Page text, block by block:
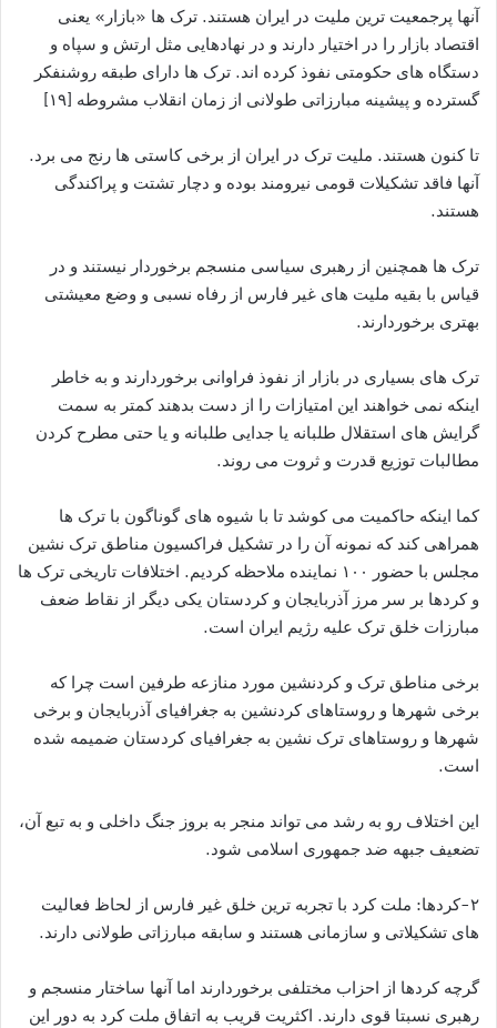
آنها پرجمعیت ترین ملیت در ایران هستند. ترک ها «بازار» یعنی
اقتصاد بازار را در اختیار دارند و در نهادهایی مثل ارتش و سپاه و
دستگاه های حکومتی نفوذ کرده اند. ترک ها دارای طبقه روشنفکر
گسترده و پیشینه مبارزاتی طولانی از زمان انقلاب مشروطه [۱۹]
تا کنون هستند. ملیت ترک در ایران از برخی کاستی ها رنج می برد.
آنها فاقد تشکیلات قومی نیرومند بوده و دچار تشتت و پراکندگی
هستند.
ترک ها همچنین از رهبری سیاسی منسجم برخوردار نیستند و در
قیاس با بقیه ملیت های غیر فارس از رفاه نسبی و وضع معیشتی
بهتری برخوردارند.
ترک های بسیاری در بازار از نفوذ فراوانی برخوردارند و به خاطر
اینکه نمی خواهند این امتیازات را از دست بدهند کمتر به سمت
گرایش های استقلال طلبانه یا جدایی طلبانه و یا حتی مطرح کردن
مطالبات توزیع قدرت و ثروت می روند.
کما اینکه حاکمیت می کوشد تا با شیوه های گوناگون با ترک ها
همراهی کند که نمونه آن را در تشکیل فراکسیون مناطق ترک نشین
مجلس با حضور ۱۰۰ نماینده ملاحظه کردیم. اختلافات تاریخی ترک ها
و کردها بر سر مرز آذربایجان و کردستان یکی دیگر از نقاط ضعف
مبارزات خلق ترک علیه رژیم ایران است.
برخی مناطق ترک و کردنشین مورد منازعه طرفین است چرا که
برخی شهرها و روستاهای کردنشین به جغرافیای آذربایجان و برخی
شهرها و روستاهای ترک نشین به جغرافیای کردستان ضمیمه شده
است.
این اختلاف رو به رشد می تواند منجر به بروز جنگ داخلی و به تبع آن،
تضعیف جبهه ضد جمهوری اسلامی شود.
۲-کردها: ملت کرد با تجربه ترین خلق غیر فارس از لحاظ فعالیت
های تشکیلاتی و سازمانی هستند و سابقه مبارزاتی طولانی دارند.
گرچه کردها از احزاب مختلفی برخوردارند اما آنها ساختار منسجم و
رهبری نسبتا قوی دارند. اکثریت قریب به اتفاق ملت کرد به دور این